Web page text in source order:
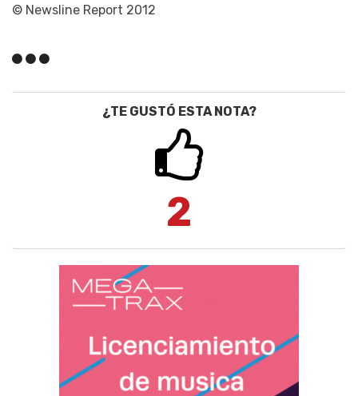
© Newsline Report 2012
¿TE GUSTÓ ESTA NOTA?
2